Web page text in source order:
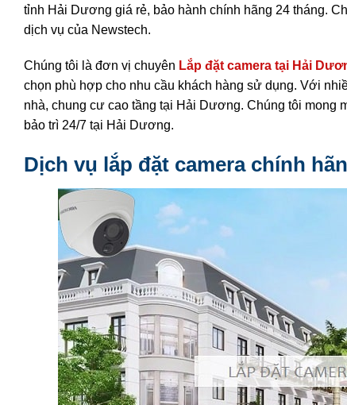
tỉnh Hải Dương giá rẻ, bảo hành chính hãng 24 tháng.
dịch vụ của Newstech.
Chúng tôi là đơn vị chuyên Lắp đặt camera tại Hải
chọn phù hợp cho nhu cầu khách hàng sử dụng. Với
nhà, chung cư cao tầng tại Hải Dương. Chúng tôi mong
bảo trì 24/7 tại Hải Dương.
Dịch vụ lắp đặt camera chính